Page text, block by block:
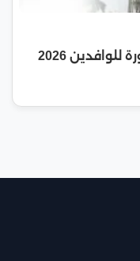
2026